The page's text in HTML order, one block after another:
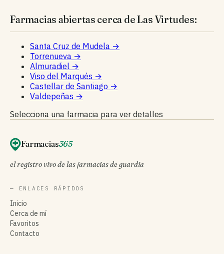
Farmacias abiertas cerca de Las Virtudes:
Santa Cruz de Mudela →
Torrenueva →
Almuradiel →
Viso del Marqués →
Castellar de Santiago →
Valdepeñas →
Selecciona una farmacia para ver detalles
Farmacias365
el registro vivo de las farmacias de guardia
— ENLACES RÁPIDOS
Inicio
Cerca de mí
Favoritos
Contacto